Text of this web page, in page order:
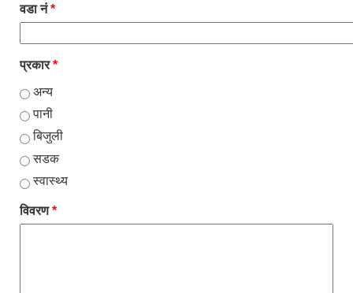
वडा नं*
प्रकार*
अन्य
पानी
बिजुली
सडक
स्वास्थ्य
विवरण*